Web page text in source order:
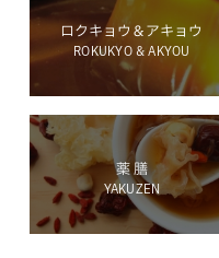
ホールディングス サイト
ロクキョウ＆アキョウ
ROKUKYO & AKYOU
薬 膳
YAKUZEN